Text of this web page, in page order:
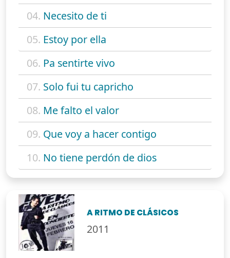
04. Necesito de ti
05. Estoy por ella
06. Pa sentirte vivo
07. Solo fui tu capricho
08. Me falto el valor
09. Que voy a hacer contigo
10. No tiene perdón de dios
A RITMO DE CLÁSICOS
2011